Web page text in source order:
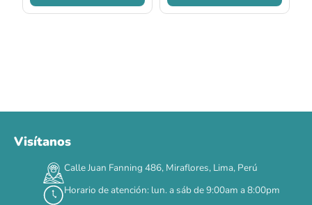
DÍAS HORAS MIN SEG
✕
Visítanos
Calle Juan Fanning 486, Miraflores, Lima, Perú
Horario de atención: lun. a sáb de 9:00am a 8:00pm